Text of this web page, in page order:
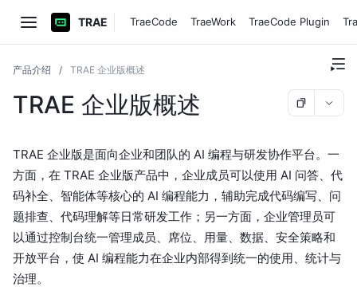
TRAE TraeCode TraeWork TraeCode Plugin
产品介绍 / TRAE 企业版概述
TRAE 企业版概述
TRAE 企业版是面向企业和团队的 AI 编程与研发协作平台。一
方面，在 TRAE 企业版产品中，企业成员可以使用 AI 问答、代
码补全、智能体等核心的 AI 编程能力，辅助完成代码编写、问
题排查、代码理解等日常研发工作；另一方面，企业管理员可
以通过控制台统一管理成员、席位、用量、数据、安全策略和
开放平台，使 AI 编程能力在企业内部得到统一的使用、统计与
治理。